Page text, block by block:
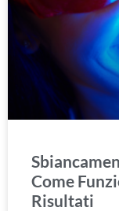
Come
Risultati